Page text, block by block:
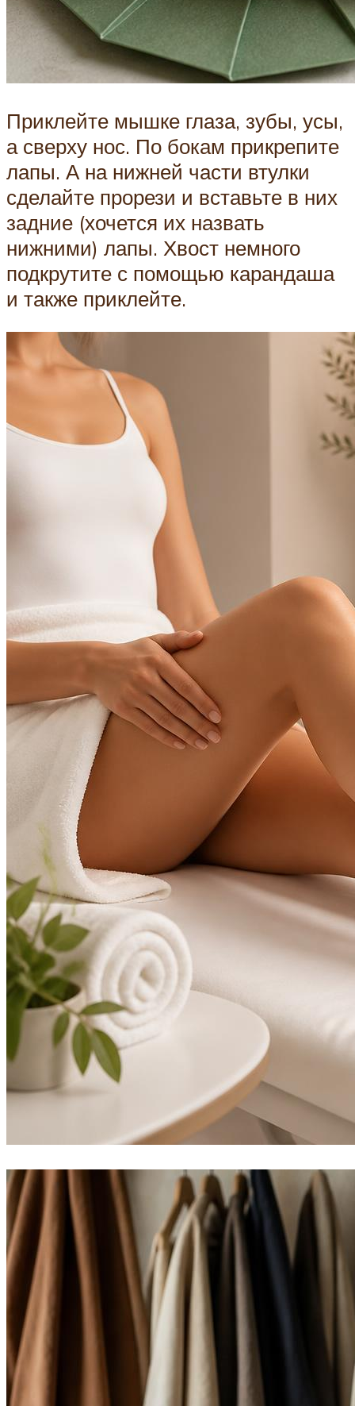
Приклейте мышке глаза, зубы, усы,
а сверху нос. По бокам прикрепите
лапы. А на нижней части втулки
сделайте прорези и вставьте в них
задние (хочется их назвать
нижними) лапы. Хвост немного
подкрутите с помощью карандаша
и также приклейте.